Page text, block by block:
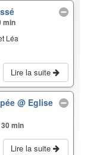
min
Léa
Lire la suite
@ Eglise
min
Lire la suite